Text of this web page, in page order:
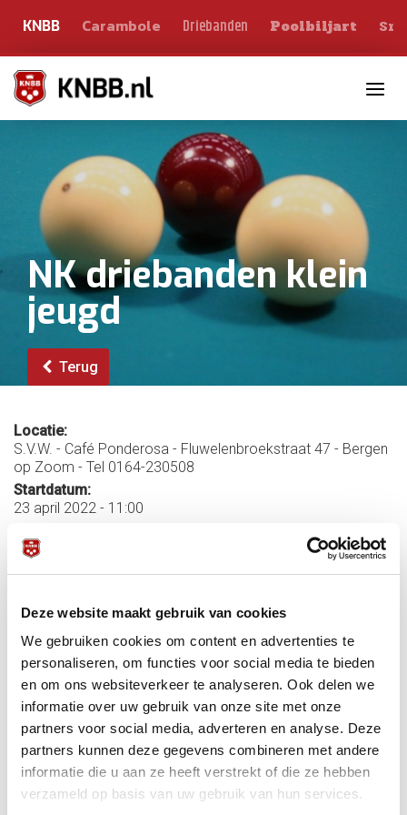
Deze website maakt gebruik van cookies
We gebruiken cookies om content en advertenties te
personaliseren, om functies voor social media te bieden
en om ons websiteverkeer te analyseren. Ook delen we
informatie over uw gebruik van onze site met onze
partners voor social media, adverteren en analyse. Deze
partners kunnen deze gegevens combineren met andere
informatie die u aan ze heeft verstrekt of die ze hebben
verzameld op basis van uw gebruik van hun services.
KNBB Carambole Driebanden Poolbiljart
NK driebanden klein
jeugd
Terug
Locatie:
S.V.W. - Café Ponderosa - Fluwelenbroekstraat 47 - Bergen
op Zoom - Tel 0164-230508
Startdatum:
23 april 2022 - 11:00
24 april 2022 - 17:00
speler
Verslag
PUBLICATIE
Ranglijsten jeugdspelers libre en driebanden
Inschrijven bija.klijn@knbb.nl
Contactpersoon Bondsbureau: Ad Klijn Telefoon: 030-
6008403 E-mail:a.klijn@knbb.nl